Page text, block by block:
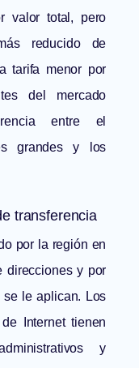
valor total, pero
reducido de
tarifa menor por
del mercado
entre el
grandes y los
transferencia
por la región en
direcciones y por
se le aplican. Los
Internet tienen
y